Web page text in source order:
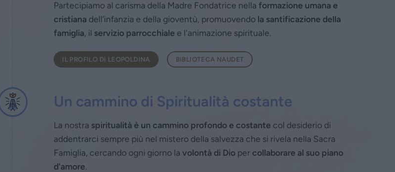
Partecipiamo al carisma della Madre Fondatrice nellaformazione umana e
cristiana dell’infanzia e della gioventù, promuovendo la santificazione della
famiglia, il servizio parrocchiale e l'animazione spirituale.
IL PROFILO DI LEOPOLDINA BIBLIOTECA NAUDET
Un cammino di Spiritualità costante
La nostra spiritualità è un cammino profondo e costante col desiderio di
addentrarci sempre più nel mistero della salvezza che si rivela nella Sacra
Famiglia, cercando ogni giorno lavolontà di Dio per collaborare al suo piano
d'amore.